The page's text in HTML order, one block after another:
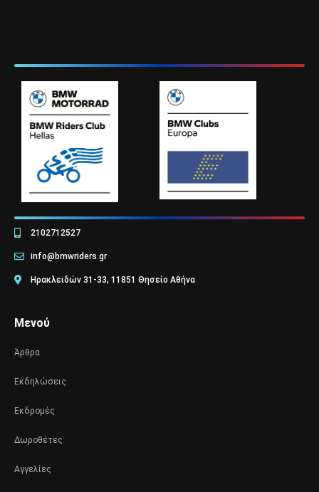
2102712527
info@bmwriders.gr
Ηρακλειδών 31-33, 11851 Θησείο Αθήνα
Μενού
Άρθρα
Εκδηλώσεις
Εκδρομές
Δωροθέτες
Αγγελίες